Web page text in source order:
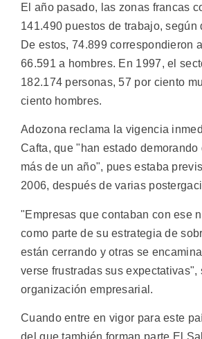
El año pasado, las zonas francas
141.490 puestos de trabajo, según
De estos, 74.899 correspondieron
66.591 a hombres. En 1997, el
182.174 personas, 57 por ciento
ciento hombres.
Adozona reclama la vigencia
Cafta, que "han estado demorando
más de un año", pues estaba
2006, después de varias
"Empresas que contaban con ese
como parte de su estrategia de
están cerrando y otras se
verse frustradas sus expectativas",
organización empresarial.
Cuando entre en vigor para este